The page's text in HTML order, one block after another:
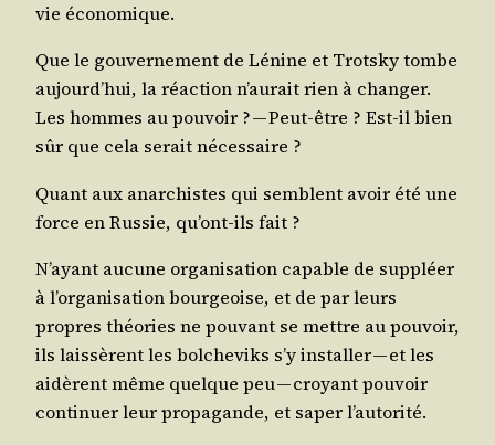
vie économique.
Que le gou­ver­ne­ment de Lénine et Trots­ky tombe
aujourd’hui, la réac­tion n’aurait rien à chan­ger.
Les hommes au pou­voir ? — Peut-être ? Est-il bien
sûr que cela serait nécessaire ?
Quant aux anar­chistes qui semblent avoir été une
force en Rus­sie, qu’ont-ils fait ?
N’ayant aucune orga­ni­sa­tion capable de sup­pléer
à l’organisation bour­geoise, et de par leurs
propres théo­ries ne pou­vant se mettre au pou­voir,
ils lais­sèrent les bol­che­viks s’y ins­tal­ler — et les
aidèrent même quelque peu — croyant pou­voir
conti­nuer leur pro­pa­gande, et saper l’autorité.